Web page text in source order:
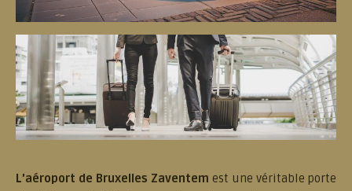
L’aéroport de Bruxelles Zaventem est une véritable porte